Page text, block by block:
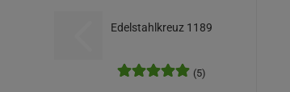
Edelstahlkreuz 1189
(5)